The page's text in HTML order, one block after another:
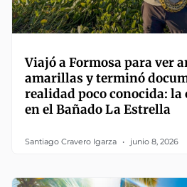
Viajó a Formosa para ver
amarillas y terminó
realidad poco conocida: la
en el Bañado La Estrella
Santiago Cravero Igarza junio 8, 2026